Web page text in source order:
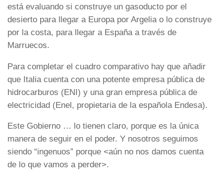
está evaluando si construye un gasoducto por el
desierto para llegar a Europa por Argelia o lo construye
por la costa, para llegar a España a través de
Marruecos.
Para completar el cuadro comparativo hay que añadir
que Italia cuenta con una potente empresa pública de
hidrocarburos (ENI) y una gran empresa pública de
electricidad (Enel, propietaria de la española Endesa).
Este Gobierno … lo tienen claro, porque es la única
manera de seguir en el poder. Y nosotros seguimos
siendo “ingenuos” porque <aún no nos damos cuenta
de lo que vamos a perder>.